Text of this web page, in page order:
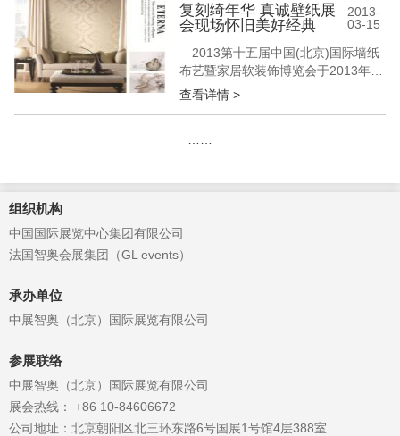
如期举行。意大利百年品牌——阿里
斯顿携全系壁挂炉产品、系列热水器
新品和商用锅炉、燃烧器等全线产品
占据最黄金展...
复刻绮年华 真诚壁纸展
会现场怀旧美好经典
2013-
03-15
2013第十五届中国(北京)国际墙纸
布艺暨家居软装饰博览会于2013年3
月7日-10日在北京接连拉开帷幕。展
华》新版本以其独特的怀旧情怀吸引
查看详情 >
组织机构
中国国际展览中心集团有限公司
法国智奥会展集团（GL events）
承办单位
中展智奥（北京）国际展览有限公司
参展联络
中展智奥（北京）国际展览有限公司
展会热线： +86 10-84606672
公司地址：北京朝阳区北三环东路6号国展1号馆4层388室